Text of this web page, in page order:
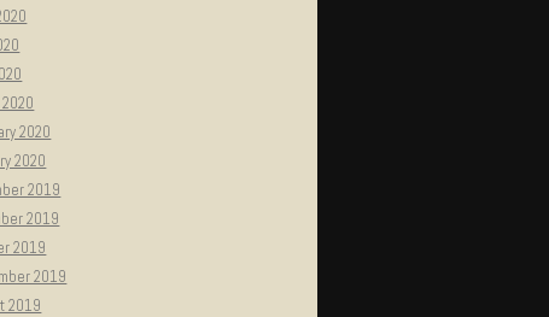
2020
2020
2019
2019
2019
2019
2019